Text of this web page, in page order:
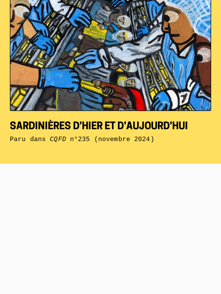
SARDINIÈRES D’HIER ET D’AUJOURD’HUI
Paru dansCQFDn°235 (novembre 2024)